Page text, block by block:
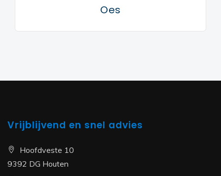
Oes
Vrijblijvend en snel advies
Hoofdveste 10
9392 DG Houten